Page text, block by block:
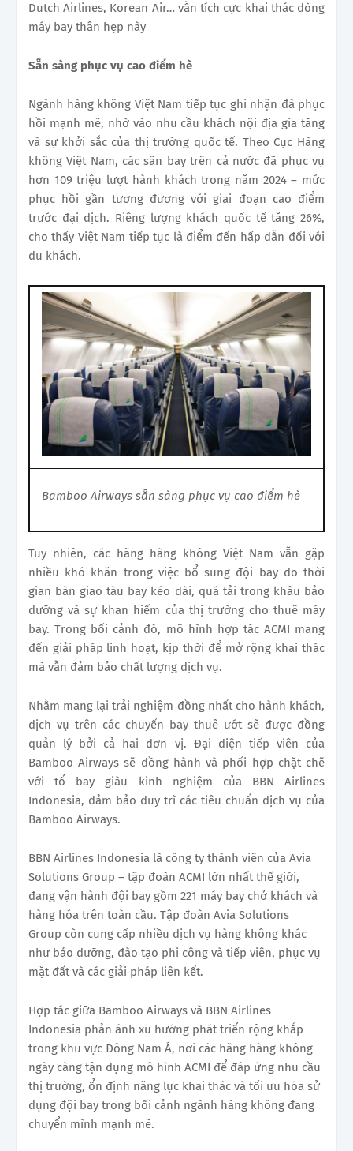
Dutch Airlines, Korean Air… vẫn tích cực khai thác dòng
máy bay thân hẹp này
Sẵn sàng phục vụ cao điểm hè
Ngành hàng không Việt Nam tiếp tục ghi nhận đà phục
hồi mạnh mẽ, nhờ vào nhu cầu khách nội địa gia tăng
và sự khởi sắc của thị trường quốc tế. Theo Cục Hàng
không Việt Nam, các sân bay trên cả nước đã phục vụ
hơn 109 triệu lượt hành khách trong năm 2024 – mức
phục hồi gần tương đương với giai đoạn cao điểm
trước đại dịch. Riêng lượng khách quốc tế tăng 26%,
cho thấy Việt Nam tiếp tục là điểm đến hấp dẫn đối với
du khách.
Bamboo Airways sẵn sàng phục vụ cao điểm hè
Tuy nhiên, các hãng hàng không Việt Nam vẫn gặp
nhiều khó khăn trong việc bổ sung đội bay do thời
gian bàn giao tàu bay kéo dài, quá tải trong khâu bảo
dưỡng và sự khan hiếm của thị trường cho thuê máy
bay. Trong bối cảnh đó, mô hình hợp tác ACMI mang
đến giải pháp linh hoạt, kịp thời để mở rộng khai thác
mà vẫn đảm bảo chất lượng dịch vụ.
Nhằm mang lại trải nghiệm đồng nhất cho hành khách,
dịch vụ trên các chuyến bay thuê ướt sẽ được đồng
quản lý bởi cả hai đơn vị. Đại diện tiếp viên của
Bamboo Airways sẽ đồng hành và phối hợp chặt chẽ
với tổ bay giàu kinh nghiệm của BBN Airlines
Indonesia, đảm bảo duy trì các tiêu chuẩn dịch vụ của
Bamboo Airways.
BBN Airlines Indonesia là công ty thành viên của Avia
Solutions Group – tập đoàn ACMI lớn nhất thế giới,
đang vận hành đội bay gồm 221 máy bay chở khách và
hàng hóa trên toàn cầu. Tập đoàn Avia Solutions
Group còn cung cấp nhiều dịch vụ hàng không khác
như bảo dưỡng, đào tạo phi công và tiếp viên, phục vụ
mặt đất và các giải pháp liên kết.
Hợp tác giữa Bamboo Airways và BBN Airlines
Indonesia phản ánh xu hướng phát triển rộng khắp
trong khu vực Đông Nam Á, nơi các hãng hàng không
ngày càng tận dụng mô hình ACMI để đáp ứng nhu cầu
thị trường, ổn định năng lực khai thác và tối ưu hóa sử
dụng đội bay trong bối cảnh ngành hàng không đang
chuyển mình mạnh mẽ.